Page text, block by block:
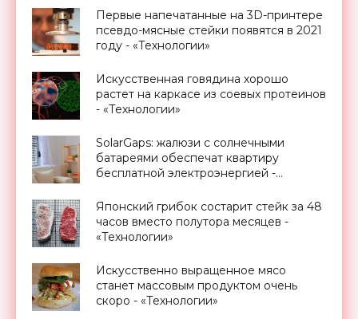
Первые напечатанные на 3D-принтере
псевдо-мясные стейки появятся в 2021
году - «Технологии»
Искусственная говядина хорошо
растет на каркасе из соевых протеинов
- «Технологии»
SolarGaps: жалюзи с солнечными
батареями обеспечат квартиру
бесплатной электроэнергией -
Японский грибок состарит стейк за 48
часов вместо полутора месяцев -
«Технологии»
Искусственно выращенное мясо
станет массовым продуктом очень
скоро - «Технологии»